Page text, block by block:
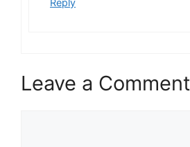
Reply
Leave a Comment